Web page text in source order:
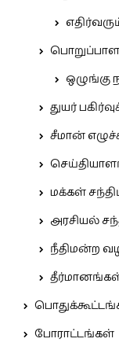
ஒழுங்கு
துயர்
சீமான்
செய்தியாளர்
மக்கள்
அரசியல்
நீதிமன்ற
போராட்டங்கள்